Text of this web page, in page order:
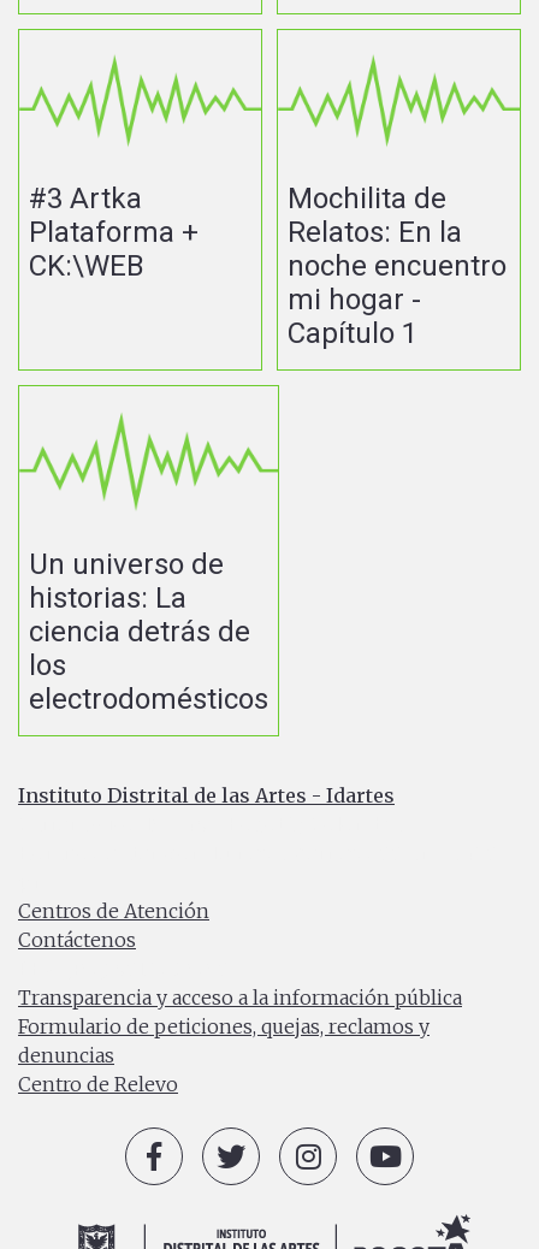
#3 Artka
Plataforma +
CK:\WEB
Mochilita de
Relatos: En la
noche encuentro
mi hogar -
Capítulo 1
Un universo de
historias: La
ciencia detrás de
los
electrodomésticos
Instituto Distrital de las Artes - Idartes
Centros de Atención
Contáctenos
Transparencia y acceso a la información pública
Formulario de peticiones, quejas, reclamos y
denuncias
Centro de Relevo